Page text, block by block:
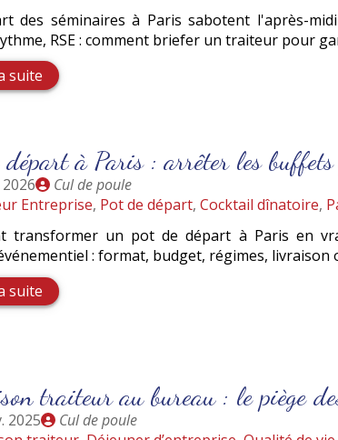
des séminaires à Paris sabotent l'après-
RSE : comment briefer un traiteur pour
suite
départ à Paris : arrêter les buffets
Publié
par
Cul de poule
Entreprise, Pot de départ, Cocktail dînatoire,
transformer un pot de départ à Paris en
: format, budget, régimes, livraison
suite
traiteur au bureau : le piège
2025
Publié
Cul de poule